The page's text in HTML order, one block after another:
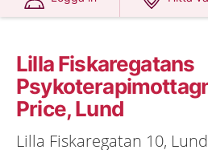
Lilla Fiskaregatans
Price, Lund
Lilla Fiskaregatan 10, Lund